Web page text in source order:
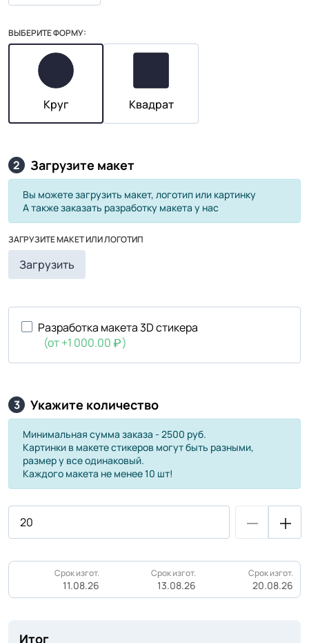
ВЫБЕРИТЕ ФОРМУ:
Круг Квадрат
2 Загрузите макет
Вы можете загрузить макет, логотип или картинку
А также заказать разработку макета у нас
ЗАГРУЗИТЕ МАКЕТ ИЛИ ЛОГОТИП
Загрузить
Разработка макета 3D стикера
(от +1 000.00
)
3 Укажите количество
Минимальная сумма заказа - 2500 руб.
Картинки в макете стикеров могут быть разными,
размер у все одинаковый.
Каждого макета не менее 10 шт!
Срок изгот.
11.08.26
Срок изгот.
13.08.26
Срок изгот.
20.08.26
Итог